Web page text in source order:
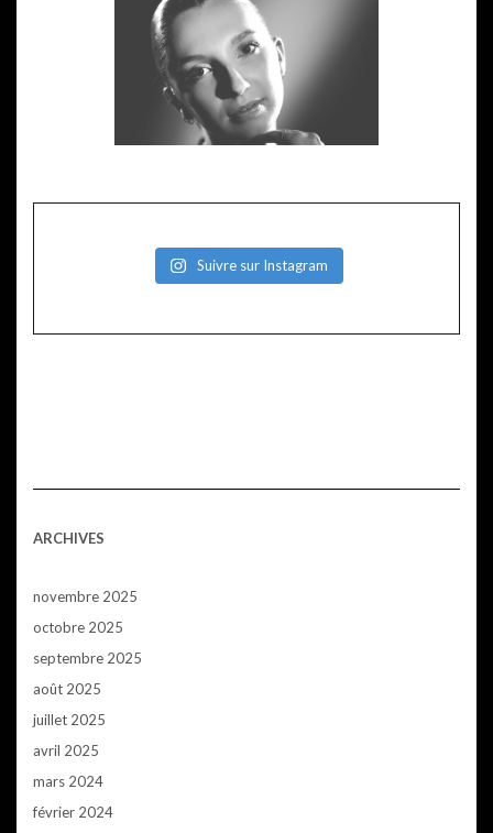
Suivre sur Instagram
ARCHIVES
novembre 2025
octobre 2025
septembre 2025
août 2025
juillet 2025
avril 2025
mars 2024
février 2024